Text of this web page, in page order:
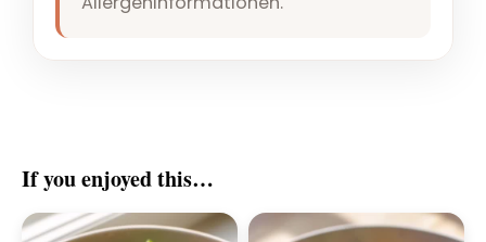
If you enjoyed this…